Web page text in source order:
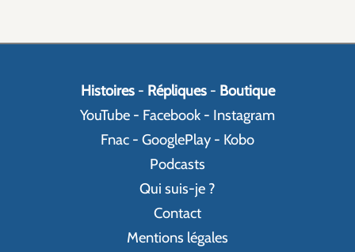
Histoires- Répliques- Boutique
YouTube - Facebook - Instagram
Fnac - GooglePlay - Kobo
Podcasts
Qui suis-je ?
Contact
Mentions légales